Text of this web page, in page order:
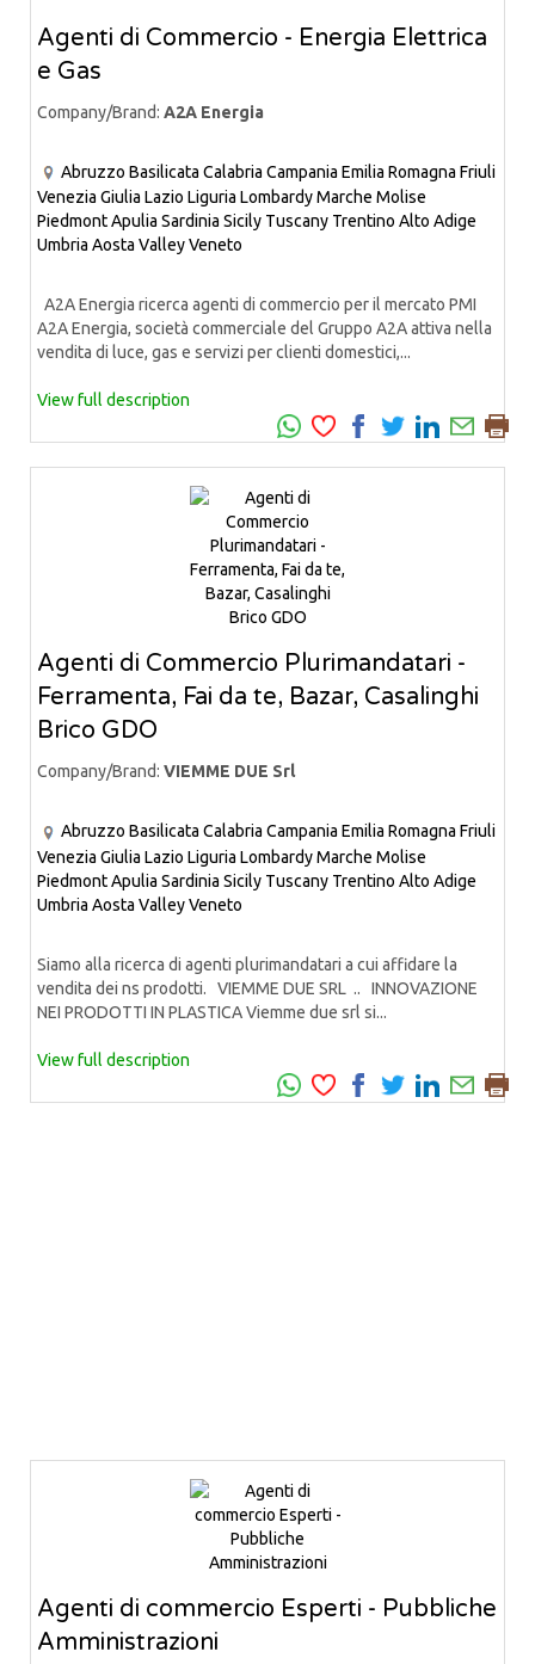
Agenti di Commercio - Energia Elettrica
e Gas
Company/Brand: A2A Energia
Abruzzo Basilicata Calabria Campania Emilia Romagna Friuli
Venezia Giulia Lazio Liguria LombardyMarche Molise
PiedmontApulia Sardinia Sicily Tuscany Trentino Alto Adige
Umbria Aosta ValleyVeneto
A2A Energia ricerca agenti di commercio per il mercato PMI
A2A Energia, società commerciale del Gruppo A2A attiva nella
vendita di luce, gas e servizi per clienti domestici,...
View full description
Agenti di Commercio Plurimandatari -
Ferramenta, Fai da te, Bazar, Casalinghi
Brico GDO
Company/Brand: VIEMME DUE Srl
Abruzzo Basilicata Calabria Campania Emilia Romagna Friuli
Venezia Giulia Lazio Liguria LombardyMarche Molise
PiedmontApulia Sardinia Sicily Tuscany Trentino Alto Adige
Umbria Aosta ValleyVeneto
Siamo alla ricerca di agenti plurimandatari a cui affidare la
vendita dei ns prodotti. VIEMME DUE SRL .. INNOVAZIONE
NEI PRODOTTI IN PLASTICA Viemme due srl si...
View full description
Agenti di commercio Esperti - Pubbliche
Amministrazioni